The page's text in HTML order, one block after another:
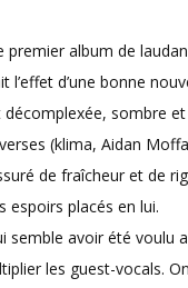
premier album de
l’effet d’une bonne
décomplexée, sombre
(klima, Aidan
de fraîcheur et de
espoirs placés en lui.
semble avoir été voulu
les guest-vocals.